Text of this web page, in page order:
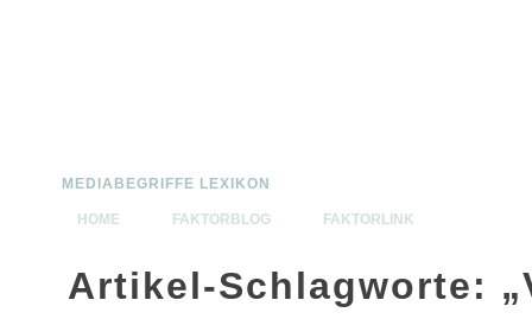
MEDIABEGRIFFE LEXIKON
HOME FAKTORBLOG FAKTORLINK
Artikel-Schlagworte: